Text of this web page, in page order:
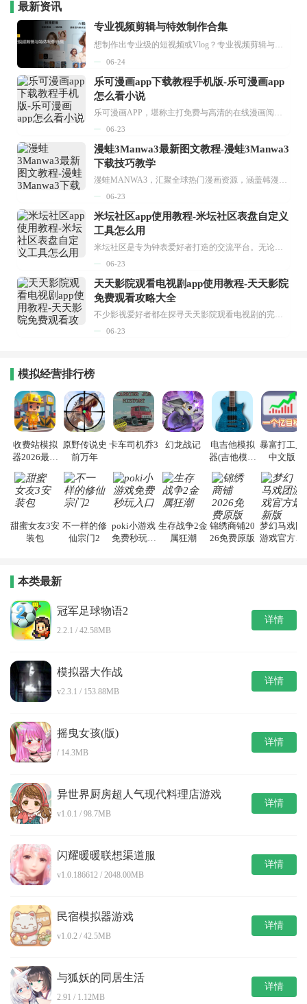
最新资讯
专业视频剪辑与特效制作合集
06-24
乐可漫画app下载教程手机版-乐可漫画app
怎么看小说
乐可漫画APP，堪称主打免费与高清的在线漫画阅读神器。其官方版提供海量完整版漫画资源，无论是国内漫画，还是日漫、韩漫、台漫、美漫等国外漫画，应有尽有，随时供你阅读。只需轻点一下，便能直接进入阅读界面。不仅如此，乐可漫画最新版本更新速度极快，在这里，你总能抢先看到全网一手漫画章节内容！...
06-23
漫蛙3Manwa3最新图文教程-漫蛙3Manwa3
下载技巧教学
漫蛙MANWA3，汇聚全球热门漫画资源，涵盖韩漫、欧美漫画、国漫等多种类型，题材丰富多样，全方位满足用户阅读喜好。它不仅是阅读平台，更是创作平台，为广大用户打造零门槛创作环境。...
06-23
米坛社区app使用教程-米坛社区表盘自定义
工具怎么用
米坛社区是专为钟表爱好者打造的交流平台。无论你是初涉钟表领域的普通爱好者，还是拥有多年收藏经验的资深玩家，都能在此找到属于自己的天地。 无需注册，就能轻松参与其中。通过专业的讨论论坛与丰富的交互功能，你可与世界各地的钟表爱好者畅快交流。若你钟情于钟表，米坛社区无疑是值得一试的理想之选。在这里，你能获取最新的手表资讯，交流见解，提升鉴赏品味，让每一块手表都成为收藏故事中重要的一部分。感兴趣的朋友，不要错过下载机会。...
06-23
天天影院观看电视剧app使用教程-天天影院
免费观看攻略大全
不少影视爱好者都在探寻天天影院观看电视剧的完整方法，结合最新平台使用规则，本篇新手入门攻略全面讲解观看渠道、检索流程、播放设置以及画面模式调整等实用内容。全文适配手机、电脑等主流设备，步骤简洁易懂，无论是初次使用的新手，还是想要优化观影体验的用户，都能参照内容快速上手，熟练掌握平台各项操作技巧，轻松畅享影视内容。...
06-23
模拟经营排行榜
收费站模拟
器2026最新
原野传说史
前万年
卡车司机乔3 幻龙战记
电吉他模拟
器(吉他模拟
暴富打工人
中文版
甜蜜女友3安
装包
不一样的修
仙宗门2
poki小游戏
免费秒玩入
生存战争2金
属狂潮
锦绣商铺20
26免费原版
梦幻马戏团
游戏官方最
本类最新
冠军足球物语2
2.2.1 / 42.58MB
详情
模拟器大作战
v2.3.1 / 153.88MB
详情
摇曳女孩(版)
/ 14.3MB
详情
异世界厨房超人气现代料理店游戏
v1.0.1 / 98.7MB
详情
闪耀暖暖联想渠道服
v1.0.186612 / 2048.00MB
详情
民宿模拟器游戏
v1.0.2 / 42.5MB
详情
与狐妖的同居生活
2.91 / 1.12MB
详情